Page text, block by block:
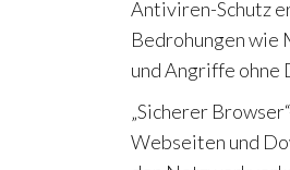
Antiviren-Schutz
Bedrohungen wie
und Angriffe ohne
„Sicherer
Webseiten und